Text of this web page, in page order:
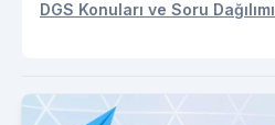
DGS Konuları ve Soru Dağılımı